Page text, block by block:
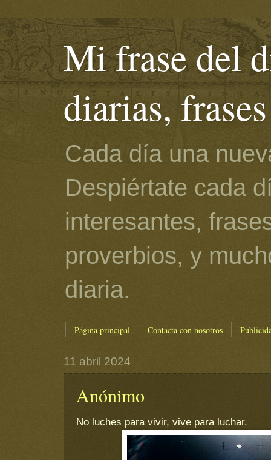
Mi frase del
diarias,
Cada día una
Despiértate cada
interesantes,
proverbios, y
diaria.
Página principal Contacta con nosotros
11 abril 2024
Anónimo
No luches para vivir, vive para luchar.